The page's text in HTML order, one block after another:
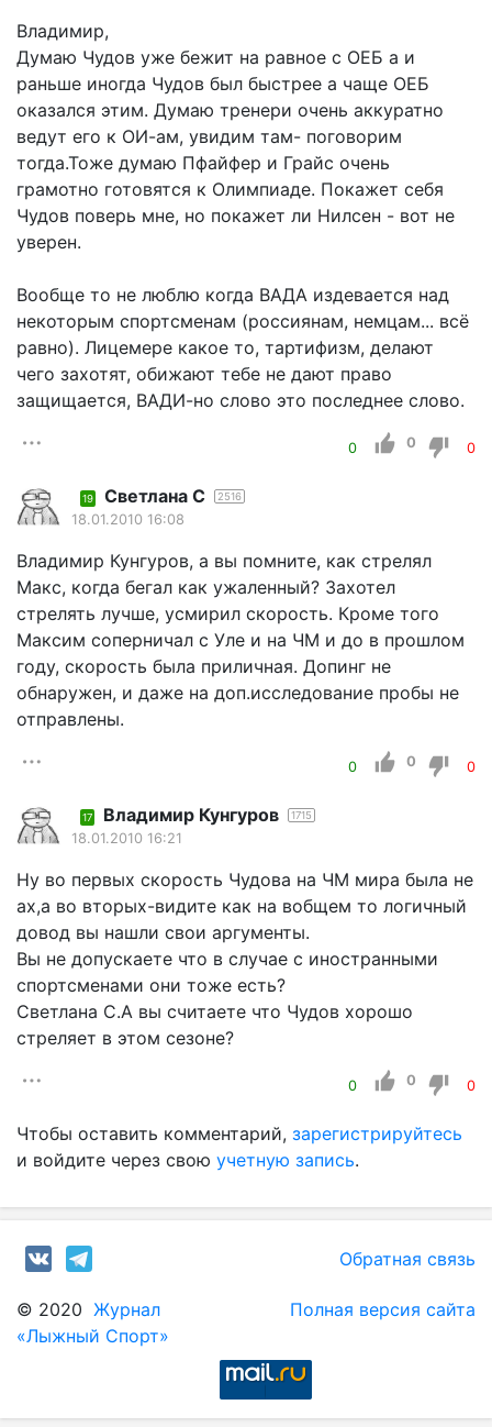
Владимир,
Думаю Чудов уже бежит на равное с ОЕБ а и
раньше иногда Чудов был быстрее а чаще ОЕБ
оказался этим. Думаю тренери очень аккуратно
ведут его к ОИ-ам, увидим там- поговорим
тогда.Тоже думаю Пфайфер и Грайс очень
грамотно готовятся к Олимпиаде. Покажет себя
Чудов поверь мне, но покажет ли Нилсен - вот не
уверен.
Вообще то не люблю когда ВАДА издевается над
некоторым спортсменам (россиянам, немцам... всё
равно). Лицемере какое то, тартифизм, делают
чего захотят, обижают тебе не дают право
защищается, ВАДИ-но слово это последнее слово.
0 0 0
19 Светлана С 2516
18.01.2010 16:08
Владимир Кунгуров, а вы помните, как стрелял
Макс, когда бегал как ужаленный? Захотел
стрелять лучше, усмирил скорость. Кроме того
Максим соперничал с Уле и на ЧМ и до в прошлом
году, скорость была приличная. Допинг не
обнаружен, и даже на доп.исследование пробы не
отправлены.
0 0 0
17 Владимир Кунгуров 1715
18.01.2010 16:21
Ну во первых скорость Чудова на ЧМ мира была не
ах,а во вторых-видите как на вобщем то логичный
довод вы нашли свои аргументы.
Вы не допускаете что в случае с иностранными
спортсменами они тоже есть?
Светлана С.А вы считаете что Чудов хорошо
стреляет в этом сезоне?
0 0 0
Чтобы оставить комментарий, зарегистрируйтесь
и войдите через свою учетную запись.
Обратная связь
© 2020 Журнал
«Лыжный Спорт»
Полная версия сайта